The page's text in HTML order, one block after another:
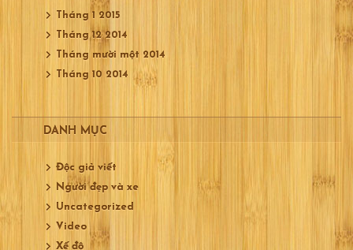
Tháng 1 2015
Tháng 12 2014
Tháng mười một 2014
Tháng 10 2014
DANH MỤC
Độc giả viết
Người đẹp và xe
Uncategorized
Video
Xế độ